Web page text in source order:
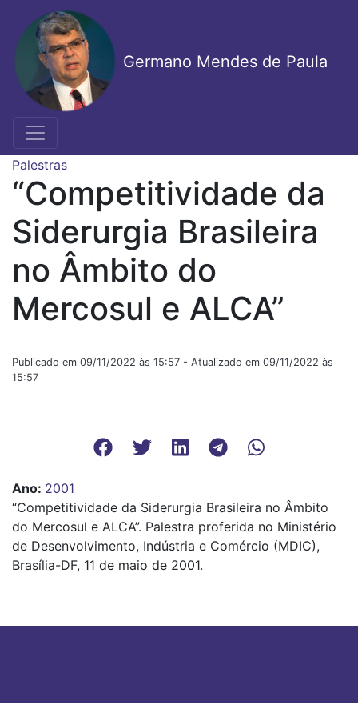
para
conteúdo
principal
Germano Mendes de Paula
Palestras
“Competitividade da
Siderurgia Brasileira
no Âmbito do
Mercosul e ALCA”
Publicado em 09/11/2022 às 15:57 - Atualizado em 09/11/2022 às
15:57
Ano: 2001
“Competitividade da Siderurgia Brasileira no Âmbito
do Mercosul e ALCA”. Palestra proferida no Ministério
de Desenvolvimento, Indústria e Comércio (MDIC),
Brasília-DF, 11 de maio de 2001.